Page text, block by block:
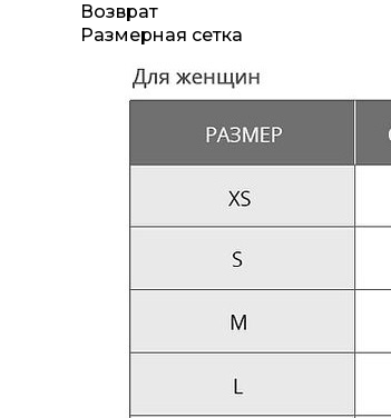
Возврат
Размерная сетка